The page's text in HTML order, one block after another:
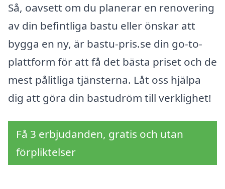
Så, oavsett om du planerar en renovering
av din befintliga bastu eller önskar att
bygga en ny, är bastu-pris.se din go-to-
plattform för att få det bästa priset och de
mest pålitliga tjänsterna. Låt oss hjälpa
dig att göra din bastudröm till verklighet!
Få 3 erbjudanden, gratis och utan
förpliktelser